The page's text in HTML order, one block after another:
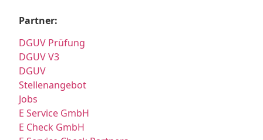
Partner:
DGUV Prüfung
DGUV V3
DGUV
Stellenangebot
Jobs
E Service GmbH
E Check GmbH